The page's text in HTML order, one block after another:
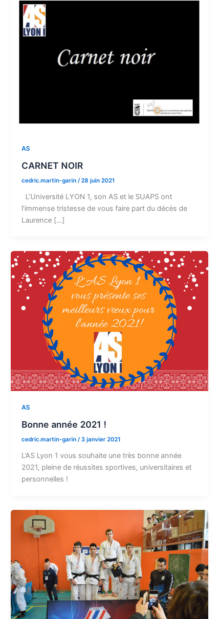
AS
CARNET NOIR
cedric.martin-garin /28 juin 2021
L’Université LYON 1, son AS et le SUAPS ont
l’immense tristesse de vous faire part du décès de
Laurence […]
AS
Bonne année 2021 !
cedric.martin-garin/3 janvier 2021
L’AS Lyon 1 vous souhaite une très bonne année
2021, pleine de réussites sportives, universitaires et
personnelles !